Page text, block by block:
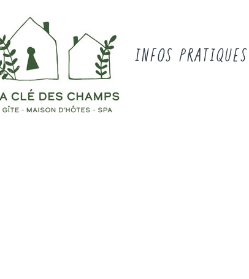
INFOS PRATIQUES